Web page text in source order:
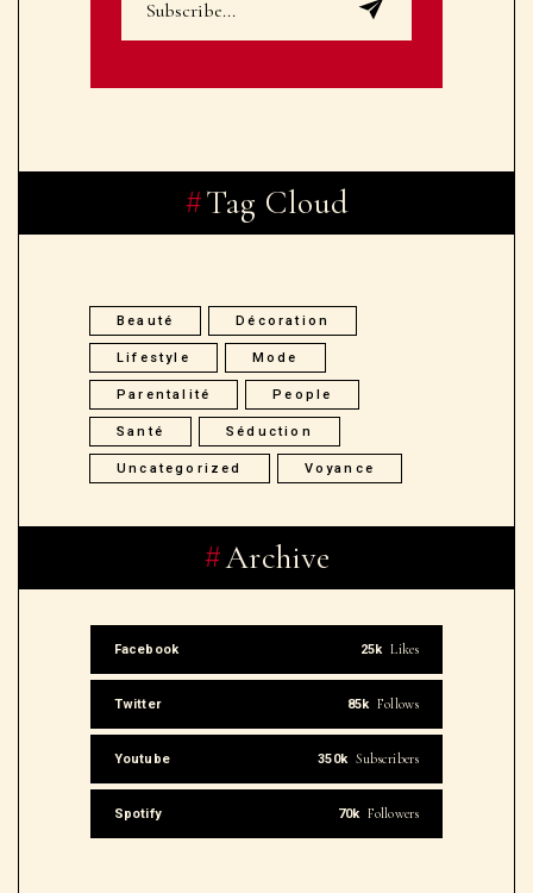
Tag Cloud
Lifestyle Mode
Parentalité People
Santé Séduction
Uncategorized Voyance
Archive
Twitter 85k Follows
Youtube 350k Subscribers
Spotify 70k Followers